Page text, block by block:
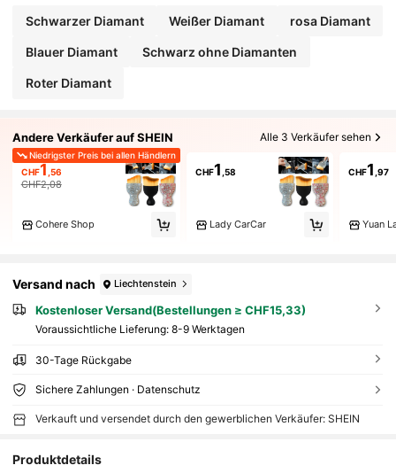
Schwarzer Diamant Weißer Diamant rosa Diamant
Blauer Diamant Schwarz ohne Diamanten
Roter Diamant
Andere Verkäufer auf SHEIN Alle 3 Verkäufer sehen
Niedrigster Preis bei allen Händlern
CHF1 ,56
CHF2,08
Cohere Shop
CHF1 ,58
Lady CarCar
CHF1 ,97
Yuan
Versand nach Liechtenstein
Kostenloser Versand(Bestellungen ≥ CHF15,33)
Voraussichtliche Lieferung: 8-9 Werktagen
30-Tage Rückgabe
Sichere Zahlungen · Datenschutz
Verkauft und versendet durch den gewerblichen Verkäufer: SHEIN
Produktdetails